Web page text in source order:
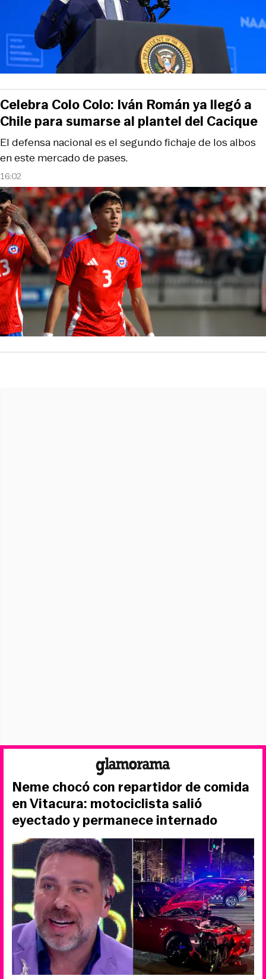
16:02
El defensa nacional es el segundo fichaje de los albos
en este mercado de pases.
Celebra Colo Colo: Iván Román ya llegó a
Chile para sumarse al plantel del Cacique
Neme chocó con repartidor de comida
en Vitacura: motociclista salió
eyectado y permanece internado